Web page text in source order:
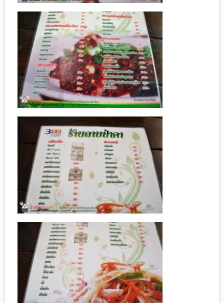
10
รีวิว
ร้าน
อาหาร
ที่
เข้า
ชม
มาก
ที่สุด
ประจำ
ปี
2557
กิจกรรม
ชิง
รางวัล
กับ
สมาชิก
ENEWS
น้า
อ้วน
ชวน